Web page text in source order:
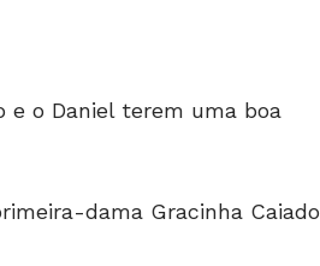
e o Daniel terem uma boa
dama Gracinha Caiado